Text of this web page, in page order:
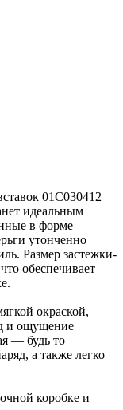
01С030412
идеальным
в форме
утонченно
Размер застежки-
обеспечивает
окраской,
и ощущение
— будь то
а также легко
коробке и